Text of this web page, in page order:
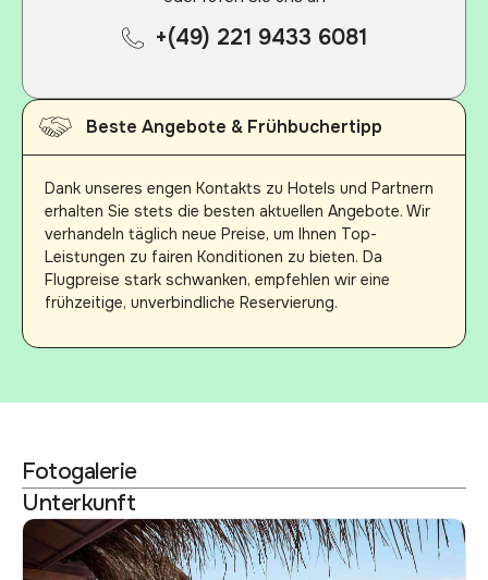
+(49) 221 9433 6081
Beste Angebote & Frühbuchertipp
Dank unseres engen Kontakts zu Hotels und Partnern
erhalten Sie stets die besten aktuellen Angebote. Wir
verhandeln täglich neue Preise, um Ihnen Top-
Leistungen zu fairen Konditionen zu bieten. Da
Flugpreise stark schwanken, empfehlen wir eine
frühzeitige, unverbindliche Reservierung.
Fotogalerie
Unterkunft